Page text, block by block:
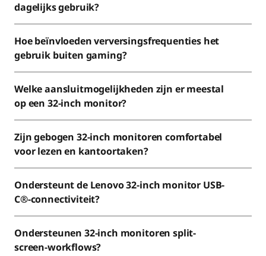
dagelijks gebruik?
Hoe beïnvloeden verversingsfrequenties het
gebruik buiten gaming?
Welke aansluitmogelijkheden zijn er meestal
op een 32-inch monitor?
Zijn gebogen 32-inch monitoren comfortabel
voor lezen en kantoortaken?
Ondersteunt de Lenovo 32-inch monitor USB-
C®-connectiviteit?
Ondersteunen 32-inch monitoren split-
screen-workflows?